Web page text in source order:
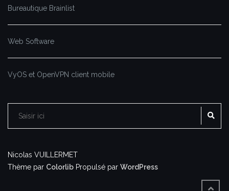
Bureautique Brainlist
Web Software
VyOS et OpenVPN client mobile
Rechercher :
Nicolas VUILLERMET
Thème par Colorlib Propulsé par WordPress